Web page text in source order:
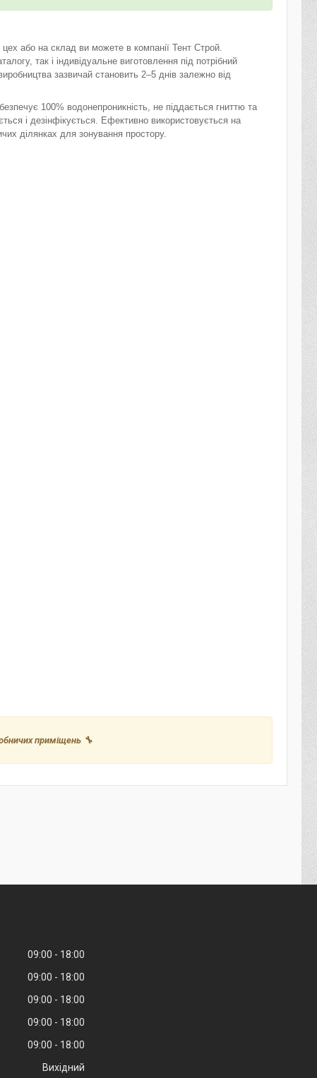
або на склад ви можете в компанії Тент Строй.
так і індивідуальне виготовлення під потрібний
зазвичай становить 2–5 днів залежно від
100% водонепроникність, не піддається гниттю та
і дезінфікується. Ефективно використовується на
ділянках для зонування простору.
приміщень 🔧
09:00
18:00
09:00
18:00
09:00
18:00
09:00
18:00
09:00
18:00
Вихідний